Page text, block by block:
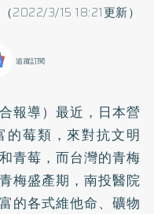
2022/3/15 18:21更新）
追蹤訂閱
報導）最近，日本營
的莓類，來對抗文明
青莓，而台灣的青梅
梅盛產期，南投醫院
的各式維他命、礦物